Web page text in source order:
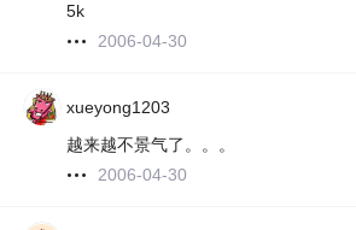
5k
2006-04-30
xueyong1203
越来越不景气了。。。
2006-04-30